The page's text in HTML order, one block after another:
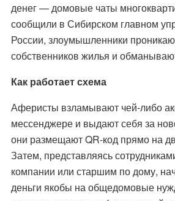
денег — домовые чаты
сообщили в Сибирском главном
России, злоумышленники
собственников жилья и
Как работает схема
Аферисты взламывают чей-либо
мессенджере и выдают себя за
они размещают QR-код прямо на
Затем, представляясь
компании или старшим по дому,
деньги якобы на общедомовые